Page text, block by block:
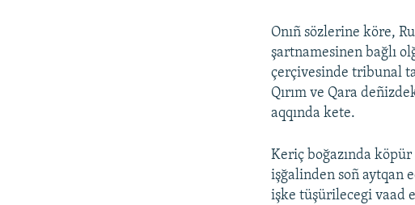
Onıñ sözlerine köre,
şartnamesinen bağlı
çerçivesinde tribunal
Qırım ve Qara
aqqında kete.
Keriç boğazında köpür
işğalinden soñ aytqan
işke tüşürilecegi vaad